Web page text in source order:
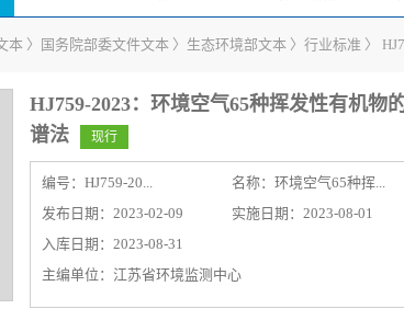
本 〉 国务院部委文件文本 〉 生态环境部文本 〉 行业标准 〉
HJ759-2023：环境空气65种挥发性有机物
谱法
现行
编号： HJ759-20... 名称： 环境空气65种挥...
发布日期：2023-02-09
实施日期：2023-08-01
入库日期：2023-08-31
主编单位：江苏省环境监测中心